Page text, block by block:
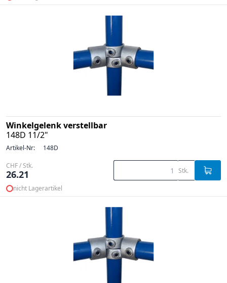
Winkelgelenk verstellbar
148D 11/2"
Artikel-Nr: 148D
CHF / Stk.
26.21 Stk.
nicht Lagerartikel